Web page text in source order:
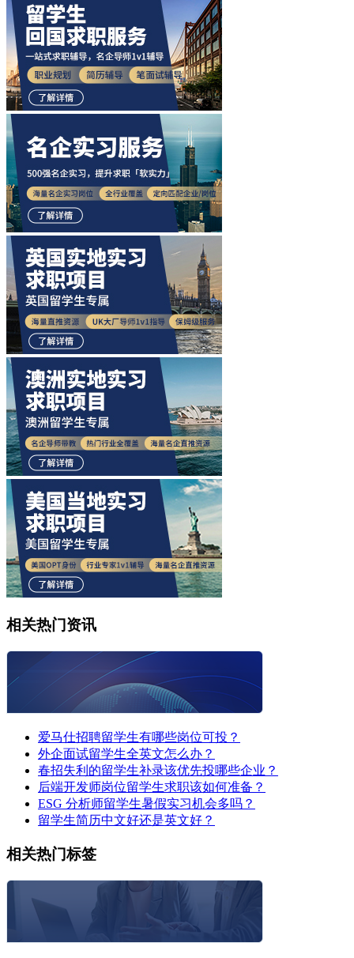
相关热门资讯
爱马仕招聘留学生有哪些岗位可投？
外企面试留学生全英文怎么办？
春招失利的留学生补录该优先投哪些企业？
后端开发师岗位留学生求职该如何准备？
ESG 分析师留学生暑假实习机会多吗？
留学生简历中文好还是英文好？
相关热门标签